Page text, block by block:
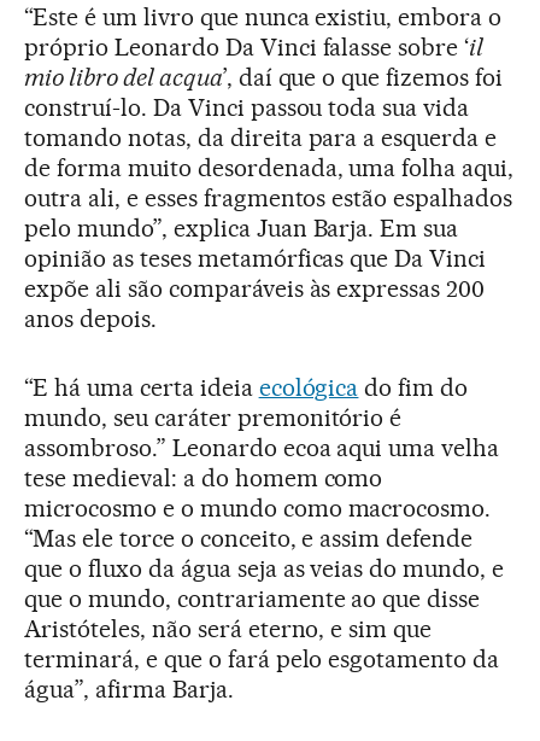
“Este é um livro que nunca existiu, embora o
próprio Leonardo Da Vinci falasse sobre ‘il
mio libro del acqua’, daí que o que fizemos foi
construí-lo. Da Vinci passou toda sua vida
tomando notas, da direita para a esquerda e
de forma muito desordenada, uma folha aqui,
outra ali, e esses fragmentos estão espalhados
pelo mundo”, explica Juan Barja. Em sua
opinião as teses metamórficas que Da Vinci
expõe ali são comparáveis às expressas 200
anos depois.
“E há uma certa ideia ecológica do fim do
mundo, seu caráter premonitório é
assombroso.” Leonardo ecoa aqui uma velha
tese medieval: a do homem como
microcosmo e o mundo como macrocosmo.
“Mas ele torce o conceito, e assim defende
que o fluxo da água seja as veias do mundo, e
que o mundo, contrariamente ao que disse
Aristóteles, não será eterno, e sim que
terminará, e que o fará pelo esgotamento da
água”, afirma Barja.